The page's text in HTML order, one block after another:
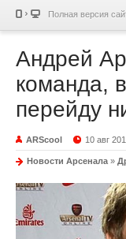
Полная версия
Андрей
команда,
перейду
ARScool 10 авг
Новости Арсенала »